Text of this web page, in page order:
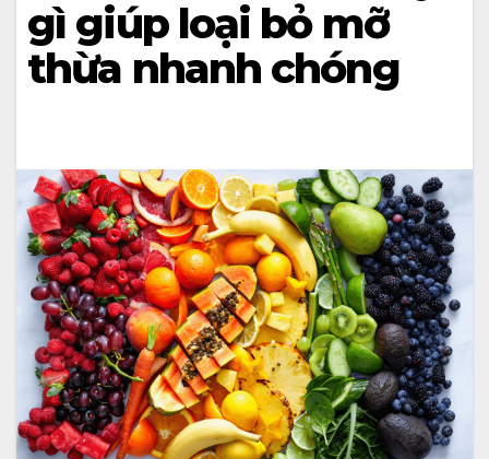
gì giúp loại bỏ mỡ
thừa nhanh chóng